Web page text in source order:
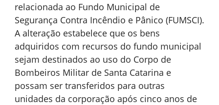
relacionada ao Fundo Municipal de
Segurança Contra Incêndio e Pânico (FUMSCI).
A alteração estabelece que os bens
adquiridos com recursos do fundo municipal
sejam destinados ao uso do Corpo de
Bombeiros Militar de Santa Catarina e
possam ser transferidos para outras
unidades da corporação após cinco anos de